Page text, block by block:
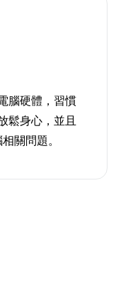
腦硬體，習慣
鬆身心，並且
關問題。